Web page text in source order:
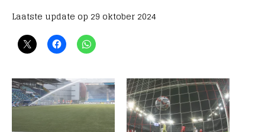
Laatste update op 29 oktober 2024